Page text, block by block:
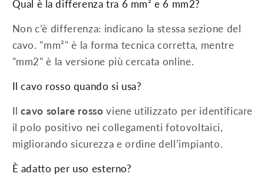
Qual è la differenza tra 6 mm² e 6 mm2?
Non c’è differenza: indicano la stessa sezione del
cavo. "mm²" è la forma tecnica corretta, mentre
"mm2" è la versione più cercata online.
Il cavo rosso quando si usa?
Ilcavo solare rosso viene utilizzato per identificare
il polo positivo nei collegamenti fotovoltaici,
migliorando sicurezza e ordine dell’impianto.
È adatto per uso esterno?